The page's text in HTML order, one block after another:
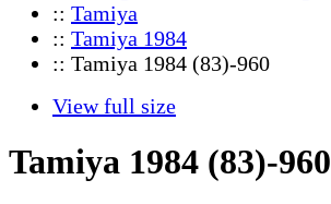
:: Tamiya
:: Tamiya 1984
:: Tamiya 1984 (83)-960
View full size
Tamiya 1984 (83)-960